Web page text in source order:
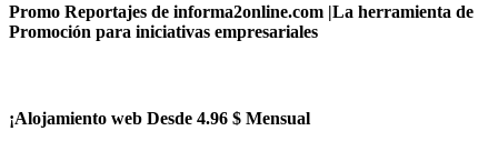
Promo Reportajes de informa2online.com |La herramienta de
Promoción para iniciativas empresariales
¡Alojamiento web Desde 4.96 $ Mensual